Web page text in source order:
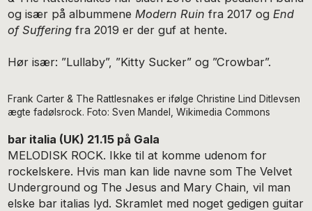
og især på albummeneModern Ruin fra 2017 ogEnd
of Suffering fra 2019 er der guf at hente.
Hør især: ”Lullaby”, ”Kitty Sucker” og ”Crowbar”.
Frank Carter & The Rattlesnakes er ifølge Christine Lind Ditlevsen
ægte fadølsrock. Foto: Sven Mandel, Wikimedia Commons
bar italia (UK) 21.15 på Gala
MELODISK ROCK. Ikke til at komme udenom for
rockelskere. Hvis man kan lide navne som The Velvet
Underground og The Jesus and Mary Chain, vil man
elske bar italias lyd. Skramlet med noget gedigen guitar